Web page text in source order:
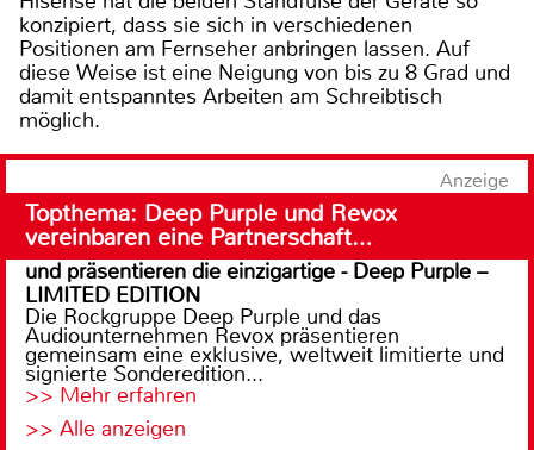
konzipiert, dass sie sich in verschiedenen
Positionen am Fernseher anbringen lassen. Auf
diese Weise ist eine Neigung von bis zu 8 Grad und
damit entspanntes Arbeiten am Schreibtisch
möglich.
Anzeige
Topthema: Deep Purple und Revox
vereinbaren eine Partnerschaft…
und präsentieren die einzigartige - Deep Purple –
LIMITED EDITION
Die Rockgruppe Deep Purple und das
Audiounternehmen Revox präsentieren
gemeinsam eine exklusive, weltweit limitierte und
signierte Sonderedition...
>> Mehr erfahren
>> Alle anzeigen